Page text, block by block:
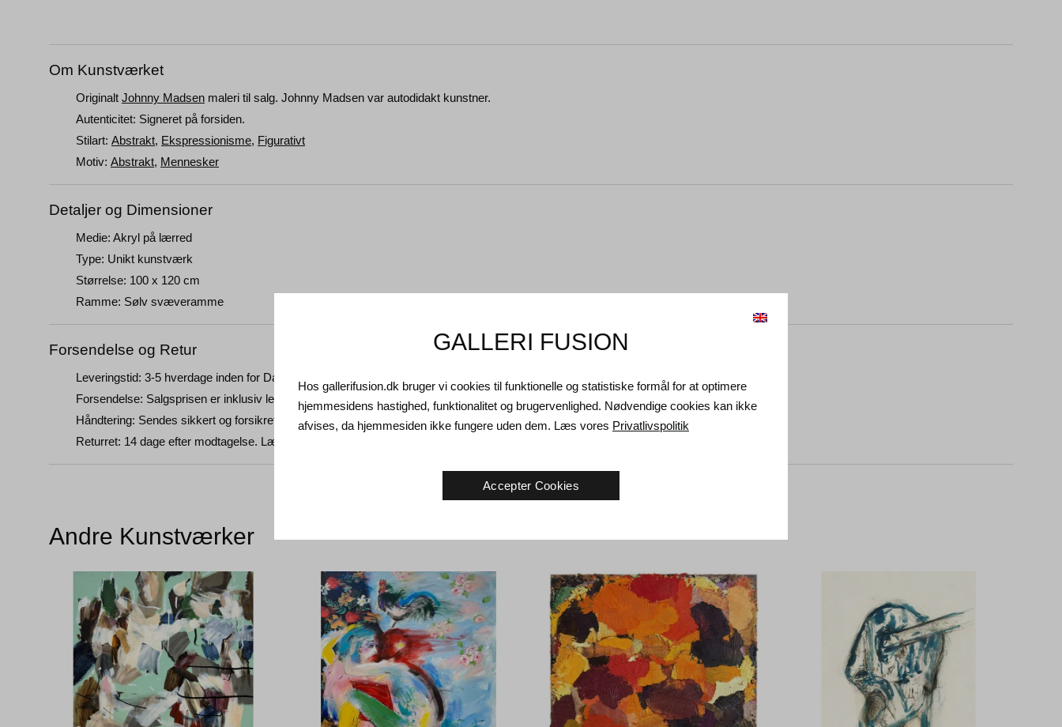
Om Kunstværket
Originalt Johnny Madsen maleri til salg. Johnny Madsen var autodidakt kunstner.
Autenticitet: Signeret på forsiden.
Stilart: Abstrakt, Ekspressionisme, Figurativt
Motiv: Abstrakt, Mennesker
Detaljer og Dimensioner
Medie: Akryl på lærred
Type: Unikt kunstværk
Størrelse: 100 x 120 cm
Ramme: Sølv svæveramme
Forsendelse og Retur
Leveringstid: 3-5 hverdage inden for Danmark.
Forsendelse: Salgsprisen er inklusiv levering. Læs
handelsbetingelser
Håndtering: Sendes sikkert og forsikret. Mere information
kontakt os
Returret: 14 dage efter modtagelse. Læs
Andre Kunstværker
GALLERI FUSION
Hos gallerifusion.dk bruger vi cookies til funktionelle og statistiske formål for at optimere
hjemmesidens hastighed, funktionalitet og brugervenlighed. Nødvendige cookies kan ikke
afvises, da hjemmesiden ikke fungere uden dem. Læs vores Privatlivspolitik
Accepter Cookies